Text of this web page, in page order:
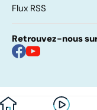
Flux RSS
Retrouvez-nous